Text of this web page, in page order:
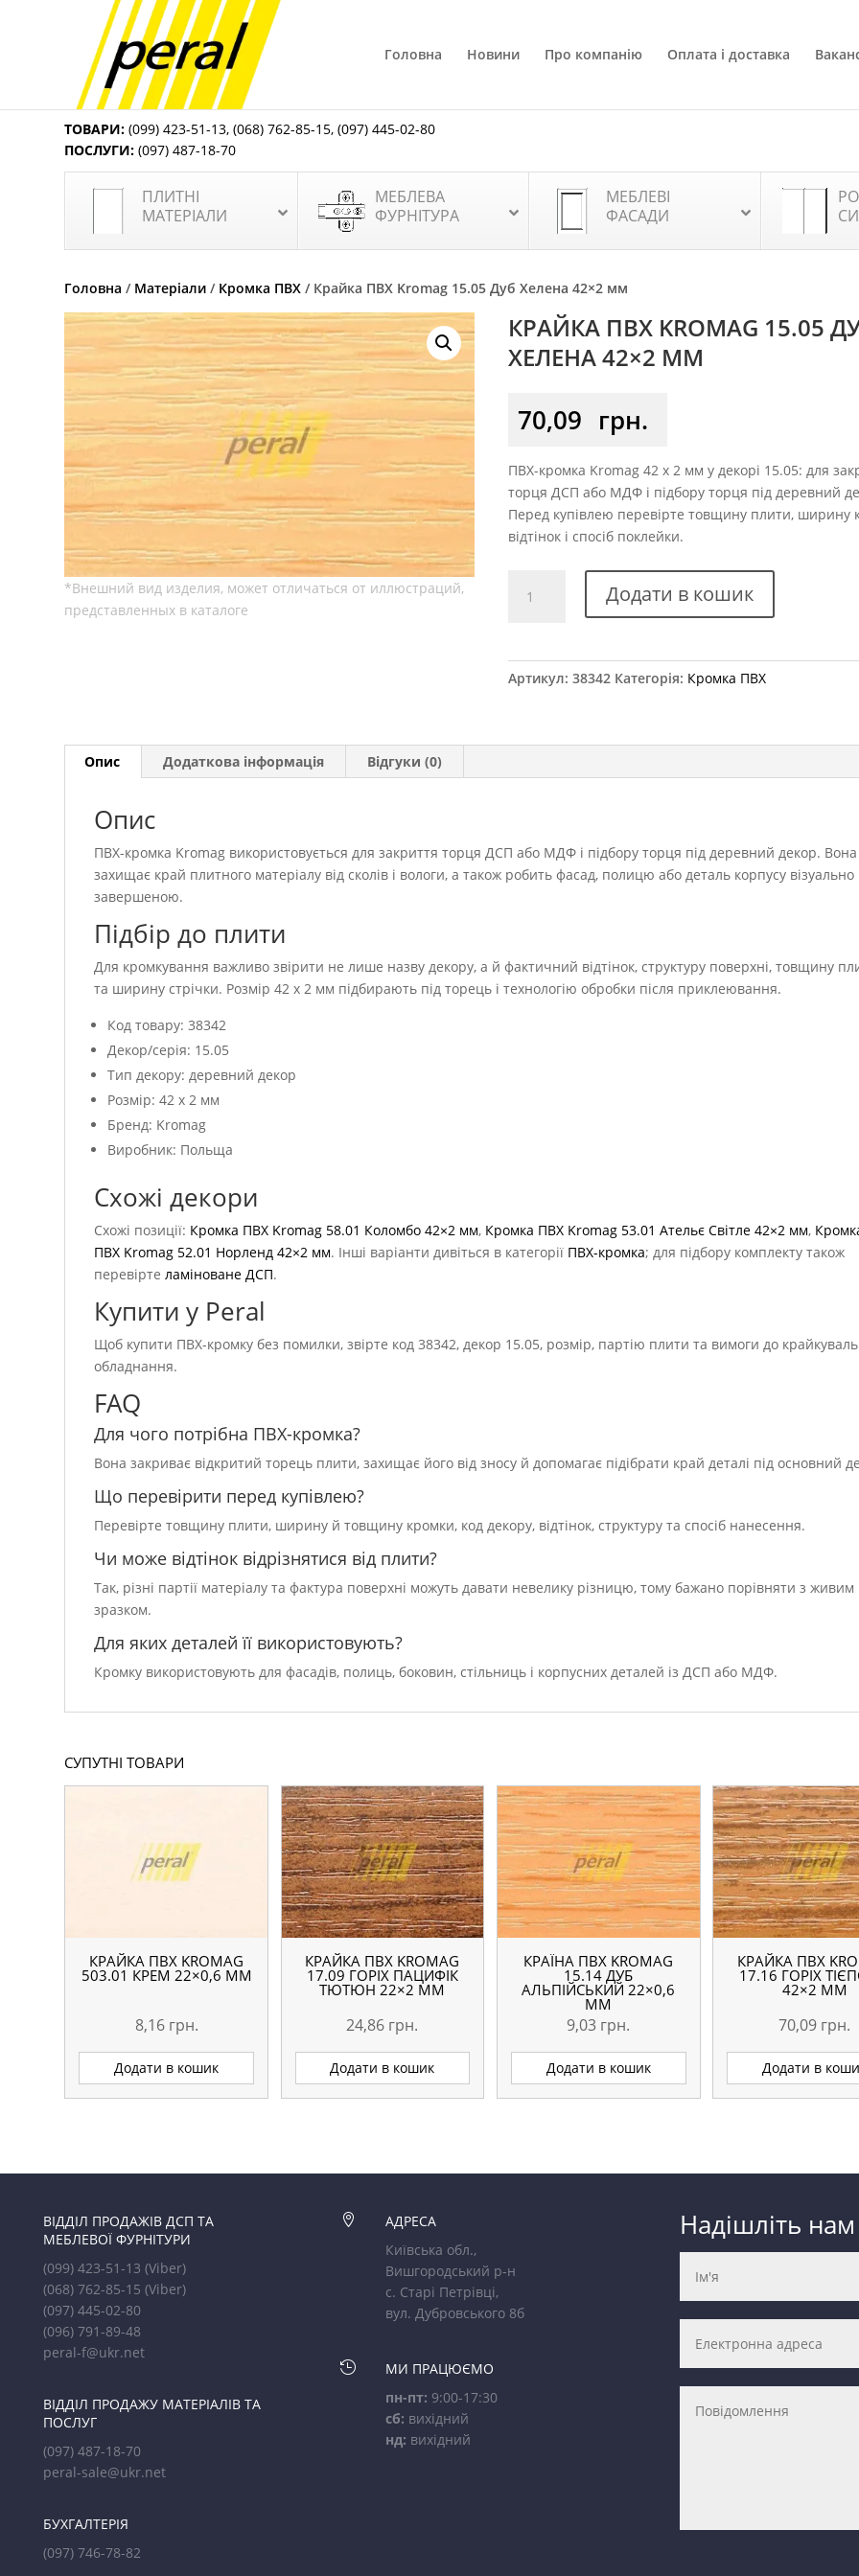
Головна Новини Про компанію Оплата і доставка
ТОВАРИ: (099) 423-51-13,(068) 762-85-15,(097) 445-02-80
ПОСЛУГИ: (097) 487-18-70
ПЛИТНІ
МАТЕРІАЛИ
МЕБЛЕВА
ФУРНІТУРА
МЕБЛЕВІ
ФАСАДИ
Головна / Матеріали / Кромка ПВХ / Крайка ПВХ Kromag 15.05 Дуб Хелена 42×2 мм
КРАЙКА ПВХ KROMAG 15.05
ХЕЛЕНА 42×2 ММ
70,09 грн.
ПВХ-кромка Kromag 42 x 2 мм у декорі 15.05: для
торця ДСП або МДФ і підбору торця під деревний
Перед купівлею перевірте товщину плити, ширину
відтінок і спосіб поклейки.
ПВХ
Хелена
Додати в кошик
Артикул:38342 Категорія: Кромка ПВХ
Опис Додаткова інформація Відгуки (0)
Опис
ПВХ-кромка Kromag використовується для закриття торця ДСП або МДФ і підбору торця під деревний декор. Вона
захищає край плитного матеріалу від сколів і вологи, а також робить фасад, полицю або деталь корпусу візуально
завершеною.
Підбір до плити
Для кромкування важливо звірити не лише назву декору, а й фактичний відтінок, структуру поверхні, товщину
та ширину стрічки. Розмір 42 x 2 мм підбирають під торець і технологію обробки після приклеювання.
Код товару: 38342
Декор/серія: 15.05
Тип декору: деревний декор
Розмір: 42 x 2 мм
Бренд: Kromag
Виробник: Польща
Схожі декори
Схожі позиції: Кромка ПВХ Kromag 58.01 Коломбо 42×2 мм, Кромка ПВХ Kromag 53.01 Ательє Світле 42×2 мм,
ПВХ Kromag 52.01 Норленд 42×2 мм. Інші варіанти дивіться в категорії ПВХ-кромка; для підбору комплекту також
перевіртеламіноване ДСП.
Купити у Peral
Щоб купити ПВХ-кромку без помилки, звірте код 38342, декор 15.05, розмір, партію плити та вимоги до
обладнання.
FAQ
Для чого потрібна ПВХ-кромка?
Вона закриває відкритий торець плити, захищає його від зносу й допомагає підібрати край деталі під основний
Що перевірити перед купівлею?
Перевірте товщину плити, ширину й товщину кромки, код декору, відтінок, структуру та спосіб нанесення.
Чи може відтінок відрізнятися від плити?
Так, різні партії матеріалу та фактура поверхні можуть давати невелику різницю, тому бажано порівняти з живим
зразком.
Для яких деталей її використовують?
Кромку використовують для фасадів, полиць, боковин, стільниць і корпусних деталей із ДСП або МДФ.
СУПУТНІ ТОВАРИ
КРАЙКА ПВХ KROMAG
503.01 КРЕМ 22×0,6 ММ
8,16 грн.
Додати в кошик
КРАЙКА ПВХ KROMAG
17.09 ГОРІХ ПАЦИФІК
ТЮТЮН 22×2 ММ
24,86 грн.
Додати в кошик
КРАЇНА ПВХ KROMAG
15.14 ДУБ
АЛЬПІЙСЬКИЙ 22×0,6
ММ
9,03 грн.
Додати в кошик
КРАЙКА ПВХ
17.16 ГОРІХ
42×2 ММ
70,09 грн.
Додати в
ВІДДІЛ ПРОДАЖІВ ДСП ТА
МЕБЛЕВОЇ ФУРНІТУРИ
(099) 423-51-13(Viber)
(068) 762-85-15(Viber)
(097) 445-02-80
(096) 791-89-48
peral-f@ukr.net
ВІДДІЛ ПРОДАЖУ МАТЕРІАЛІВ ТА
ПОСЛУГ
(097) 487-18-70
peral-sale@ukr.net
БУХГАЛТЕРІЯ
(097) 746-78-82

АДРЕСА
Київська обл.,
Вишгородський р-н
с. Старі Петрівці,
вул. Дубровського 8б

МИ ПРАЦЮЄМО
пн-пт: 9:00-17:30
сб: вихідний
нд: вихідний
Надішліть